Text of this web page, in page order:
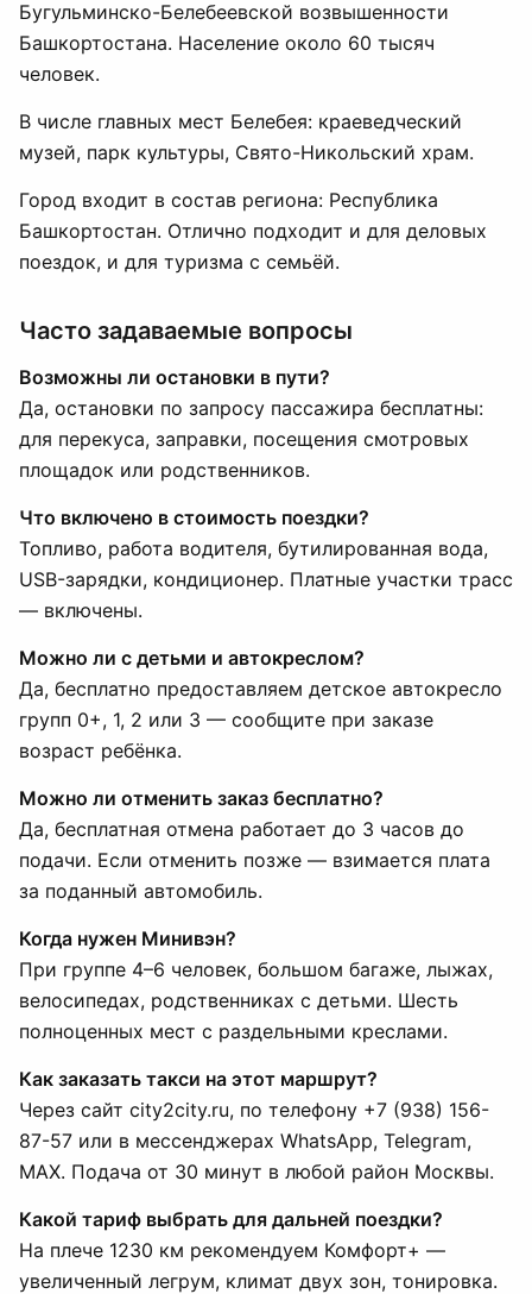
Бугульминско-Белебеевской возвышенности
Башкортостана. Население около 60 тысяч
человек.
В числе главных мест Белебея: краеведческий
музей, парк культуры, Свято-Никольский храм.
Город входит в состав региона: Республика
Башкортостан. Отлично подходит и для деловых
поездок, и для туризма с семьёй.
Часто задаваемые вопросы
Возможны ли остановки в пути?
Да, остановки по запросу пассажира бесплатны:
для перекуса, заправки, посещения смотровых
площадок или родственников.
Что включено в стоимость поездки?
Топливо, работа водителя, бутилированная вода,
USB-зарядки, кондиционер. Платные участки трасс
— включены.
Можно ли с детьми и автокреслом?
Да, бесплатно предоставляем детское автокресло
групп 0+, 1, 2 или 3 — сообщите при заказе
возраст ребёнка.
Можно ли отменить заказ бесплатно?
Да, бесплатная отмена работает до 3 часов до
подачи. Если отменить позже — взимается плата
за поданный автомобиль.
Когда нужен Минивэн?
При группе 4–6 человек, большом багаже, лыжах,
велосипедах, родственниках с детьми. Шесть
полноценных мест с раздельными креслами.
Как заказать такси на этот маршрут?
Через сайт city2city.ru, по телефону +7 (938) 156-
87-57 или в мессенджерах WhatsApp, Telegram,
MAX. Подача от 30 минут в любой район Москвы.
Какой тариф выбрать для дальней поездки?
На плече 1230 км рекомендуем Комфорт+ —
увеличенный легрум, климат двух зон, тонировка.